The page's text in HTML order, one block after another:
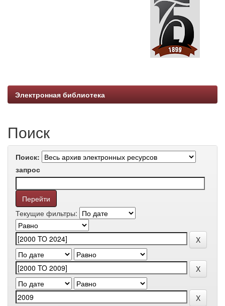
Электронная библиотека
Поиск
Поиск:
запрос
Текущие фильтры: